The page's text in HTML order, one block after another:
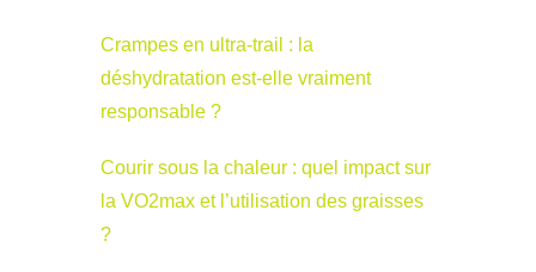
Crampes en ultra-trail : la
déshydratation est-elle vraiment
responsable ?
Courir sous la chaleur : quel impact sur
la VO2max et l’utilisation des graisses
?